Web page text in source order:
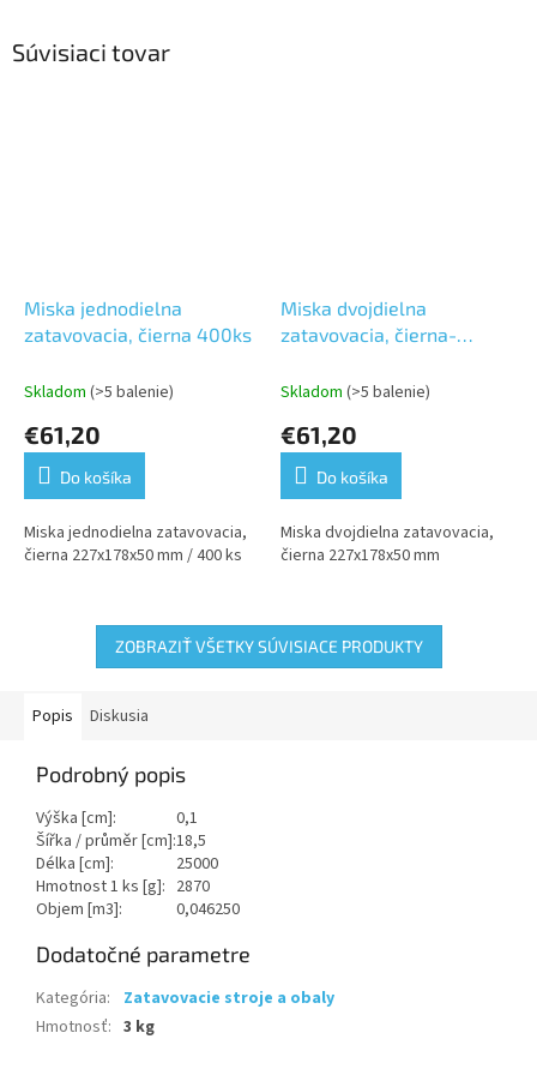
Súvisiaci tovar
Miska jednodielna
zatavovacia, čierna 400ks
Skladom (>5 balenie)
€61,20
Do košíka
Miska jednodielna zatavovacia,
čierna 227x178x50 mm / 400 ks
Miska dvojdielna
zatavovacia, čierna-
Skladom (>5 balenie)
€61,20
Do košíka
Miska dvojdielna zatavovacia,
čierna 227x178x50 mm
ZOBRAZIŤ VŠETKY SÚVISIACE PRODUKTY
Popis Diskusia
Podrobný popis
Výška [cm]:
0,1
Šířka / průměr [cm]:18,5
Délka [cm]:
25000
Hmotnost 1 ks [g]: 2870
Objem [m3]:
0,046250
Dodatočné parametre
Kategória:
Zatavovacie stroje a obaly
Hmotnosť: 3 kg